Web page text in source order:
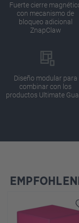
Fuerte cierre
con mecanismo de
bloqueo adicional
ZnapClaw
Diseño modular para
combinar con los
productos Ultimate
Omitir la galería de